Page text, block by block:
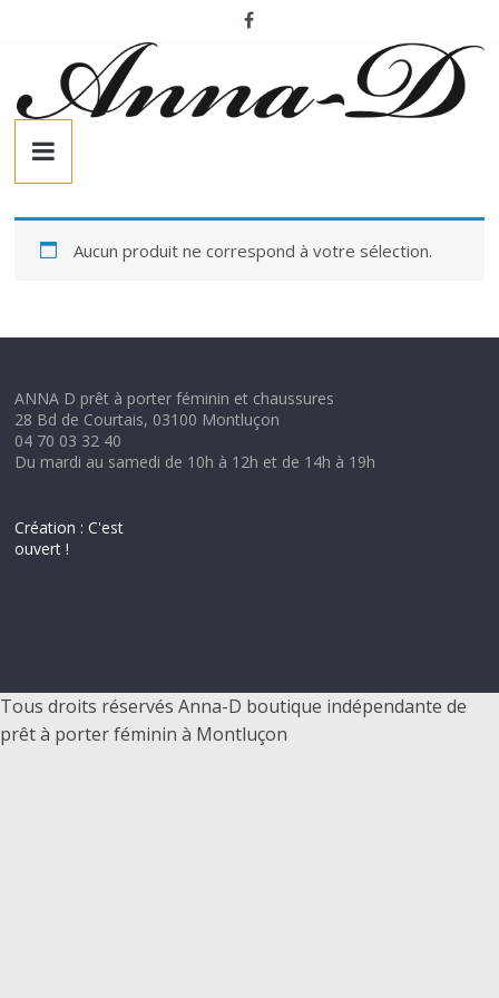
contenu
A
n
n
a
-
D
–
p
ê
t
Aucun produit ne correspond à votre sélection.
ANNA D prêt à porter féminin et chaussures
28 Bd de Courtais, 03100 Montluçon
04 70 03 32 40
Du mardi au samedi de 10h à 12h et de 14h à 19h
Création : C'est
ouvert !
Tous droits réservés Anna-D boutique indépendante de
prêt à porter féminin à Montluçon